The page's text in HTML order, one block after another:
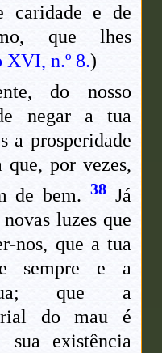
caridade e de
que lhes
XVI, n.º 8.)
do nosso
negar a tua
a prosperidade
por vezes,
de bem.38 Já
luzes que
nos, que a tua
sempre e a
que a
do mau é
sua existência